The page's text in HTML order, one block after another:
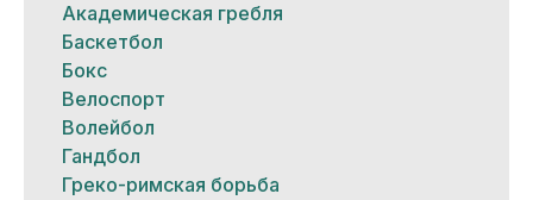
Академическая гребля
Баскетбол
Бокс
Велоспорт
Волейбол
Гандбол
Греко-римская борьба